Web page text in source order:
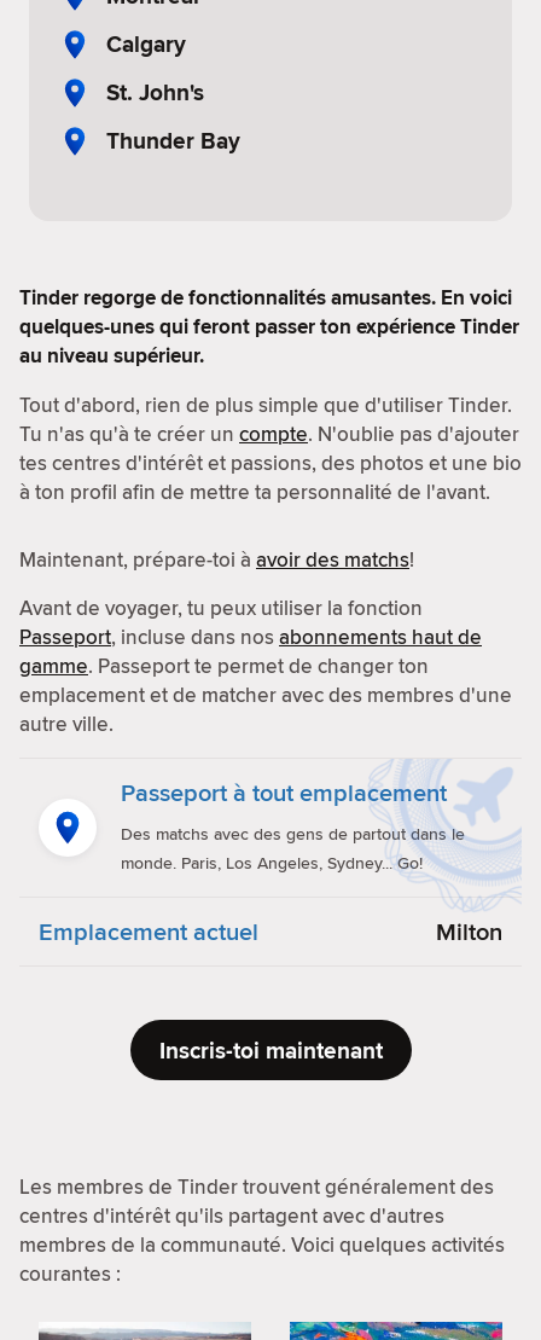
Calgary
St. John's
Thunder Bay
Tinder regorge de fonctionnalités amusantes. En voici
quelques-unes qui feront passer ton expérience Tinder
au niveau supérieur.
Tout d'abord, rien de plus simple que d'utiliser Tinder.
Tu n'as qu'à te créer un compte. N'oublie pas d'ajouter
tes centres d'intérêt et passions, des photos et une bio
à ton profil afin de mettre ta personnalité de l'avant.
Maintenant, prépare-toi à avoir des matchs!
Avant de voyager, tu peux utiliser la fonction
Passeport, incluse dans nosabonnements haut de
gamme. Passeport te permet de changer ton
emplacement et de matcher avec des membres d'une
autre ville.
Passeport à tout emplacement
Des matchs avec des gens de partout dans le
monde. Paris, Los Angeles, Sydney... Go!
Emplacement actuel Milton
Inscris-toi maintenant
Les membres de Tinder trouvent généralement des
centres d'intérêt qu'ils partagent avec d'autres
membres de la communauté. Voici quelques activités
courantes :